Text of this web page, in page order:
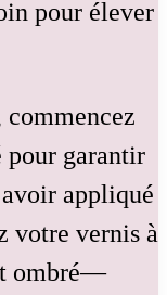
pour élever
pour garantir
appliqué
votre vernis à
ombré—